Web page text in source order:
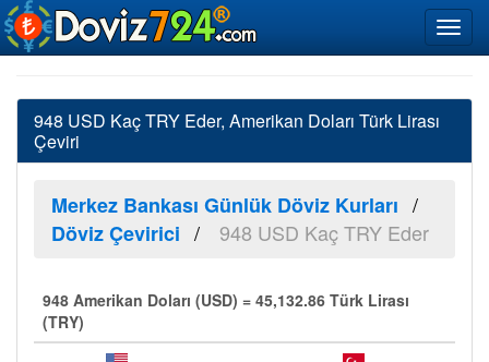
948 USD Kaç TRY Eder, Amerikan Doları Türk Lirası
Çeviri
Merkez Bankası Günlük Döviz Kurları
Döviz Çevirici
948 USD Kaç TRY Eder
948 Amerikan Doları (USD) = 45,132.86 Türk Lirası
(TRY)